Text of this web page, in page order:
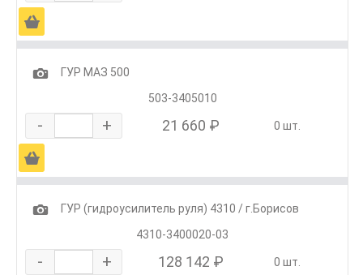
Ä
1
ГУР МАЗ 500
503-3405010
- + 21 660 ₽ 0 шт.
Ä
1
ГУР (гидроусилитель руля) 4310 / г.Борисов
4310-3400020-03
- + 128 142 ₽ 0 шт.